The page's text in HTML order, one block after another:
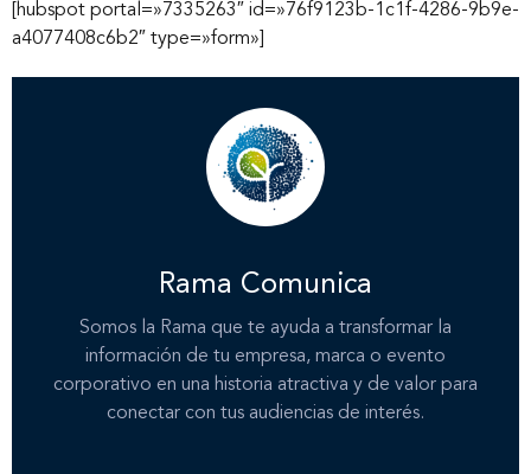
[hubspot portal=»7335263″ id=»76f9123b-1c1f-4286-9b9e-
a4077408c6b2″ type=»form»]
Rama Comunica
Somos la Rama que te ayuda a transformar la
información de tu empresa, marca o evento
corporativo en una historia atractiva y de valor para
conectar con tus audiencias de interés.